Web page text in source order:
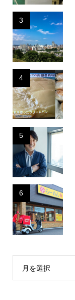
3
4
5
6
月を選択